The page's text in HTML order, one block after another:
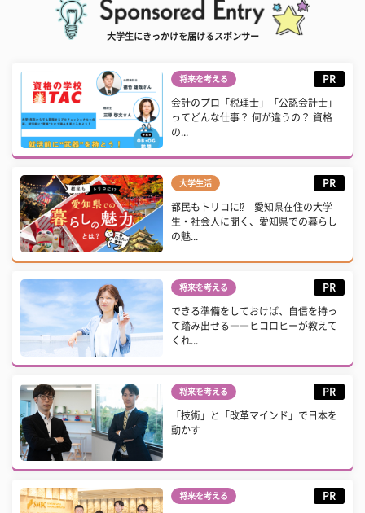
大学生にきっかけを届けるスポンサー
将来を考える PR
会計のプロ「税理士」「公認会計士」
ってどんな仕事？ 何が違うの？ 資格
の...
大学生活 PR
都民もトリコに⁉ 愛知県在住の大学
生・社会人に聞く、愛知県での暮らし
の魅...
将来を考える PR
できる準備をしておけば、自信を持っ
て踏み出せる――ヒコロヒーが教えて
くれ...
将来を考える PR
「技術」と「改革マインド」で日本を
動かす
将来を考える PR